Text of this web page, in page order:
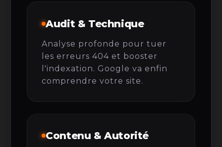
Audit & Technique
Analyse profonde pour tuer
les erreurs 404 et booster
l'indexation. Google va enfin
comprendre votre site.
Contenu & Autorité